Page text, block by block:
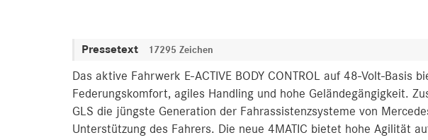
Pressetext 17295 Zeichen
Das aktive Fahrwerk E-ACTIVE BODY CONTROL auf 48-Volt-Basis
Federungskomfort, agiles Handling und hohe Geländegängigkeit.
GLS die jüngste Generation der Fahrassistenzsysteme von
Unterstützung des Fahrers. Die neue 4MATIC bietet hohe Agilität